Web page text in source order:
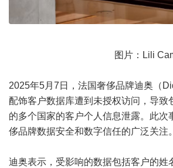
图片：Lili
2025年5月7日，法国奢侈品牌迪奥（
配饰客户数据库遭到未授权访问，导致
的多个国家的客户个人信息泄露。此次
侈品牌数据安全和数字信任的广泛关注。
迪奥表示，受影响的数据包括客户的姓